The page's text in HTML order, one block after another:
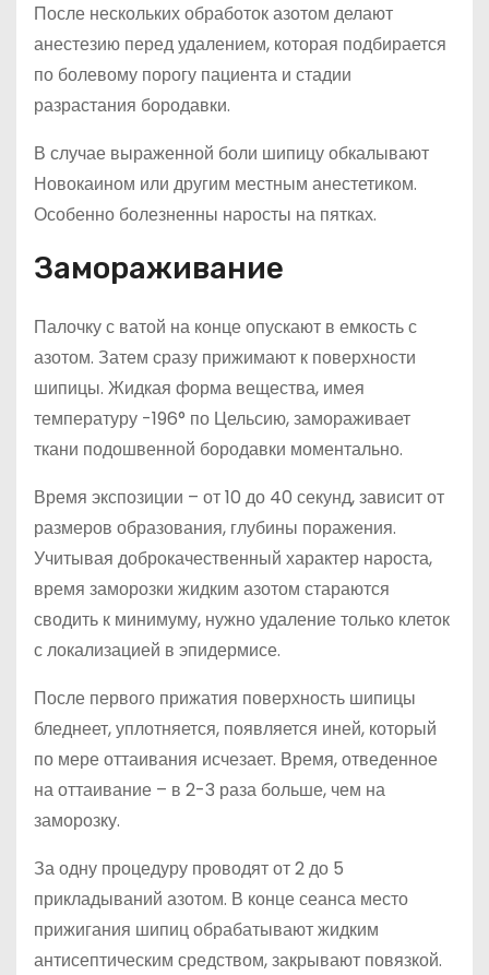
После нескольких обработок азотом делают
анестезию перед удалением, которая подбирается
по болевому порогу пациента и стадии
разрастания бородавки.
В случае выраженной боли шипицу обкалывают
Новокаином или другим местным анестетиком.
Особенно болезненны наросты на пятках.
Замораживание
Палочку с ватой на конце опускают в емкость с
азотом. Затем сразу прижимают к поверхности
шипицы. Жидкая форма вещества, имея
температуру -196° по Цельсию, замораживает
ткани подошвенной бородавки моментально.
Время экспозиции – от 10 до 40 секунд, зависит от
размеров образования, глубины поражения.
Учитывая доброкачественный характер нароста,
время заморозки жидким азотом стараются
сводить к минимуму, нужно удаление только клеток
с локализацией в эпидермисе.
После первого прижатия поверхность шипицы
бледнеет, уплотняется, появляется иней, который
по мере оттаивания исчезает. Время, отведенное
на оттаивание – в 2-3 раза больше, чем на
заморозку.
За одну процедуру проводят от 2 до 5
прикладываний азотом. В конце сеанса место
прижигания шипиц обрабатывают жидким
антисептическим средством, закрывают повязкой.